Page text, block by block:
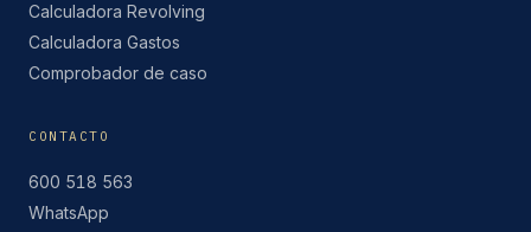
Calculadora Revolving
Calculadora Gastos
Comprobador de caso
CONTACTO
600 518 563
WhatsApp